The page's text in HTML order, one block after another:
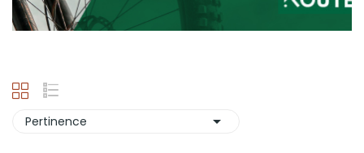
Pertinence 